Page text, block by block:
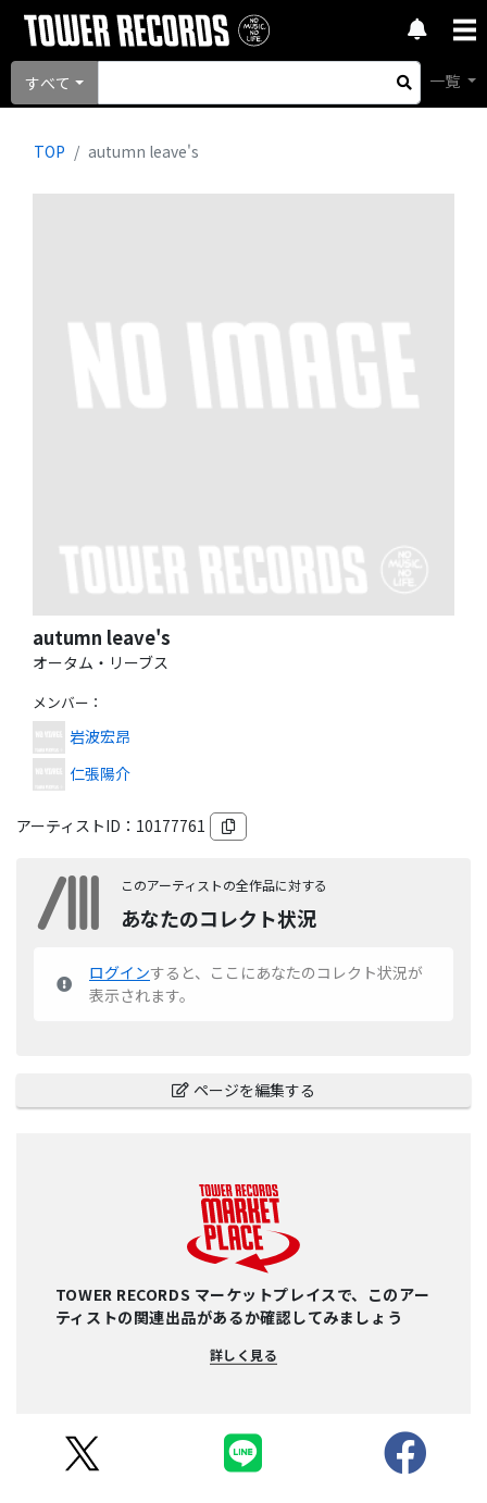
すべて 一覧
TOP autumn leave's
autumn leave's
オータム・リーブス
メンバー ：
岩波宏昂
仁張陽介
アーティストID： 10177761
このアーティストの全作品に対する
あなたのコレクト状況
ログインすると、ここにあなたのコレクト状況が
表示されます。
ページを編集する
TOWER RECORDS マーケットプレイスで、このアー
ティストの関連出品があるか確認してみましょう
詳しく見る